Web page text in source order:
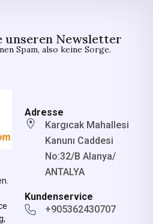
unseren Newsletter
Spam, also keine Sorge.
Adresse
Kargıcak Mahallesi
Kanunı Caddesi
No:32/B Alanya/
ANTALYA
Kundenservice
+905362430707